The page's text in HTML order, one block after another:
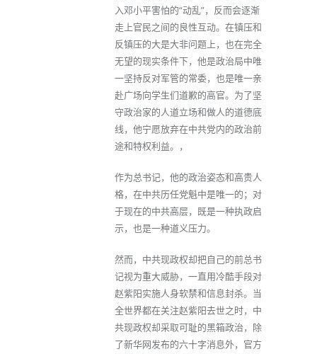
入邓小平害怕的“动乱”，反而会逐渐
走上官民之间的良性互动。在镇压和
反镇压的大是大非问题上，也在完全
无望的现实条件下，他是政治局中唯
一坚持反对军管的常委，也是唯一亲
赴广场向学生们道歉的高官。为了坚
守政治家的人道立场和做人的道德底
线，他宁愿放弃在中共党内的政治前
途和特权利益。，
作为总书记，他的政治姿态和高贵人
格，在中共历任党魁中是唯一的；对
于现在的中共高层，既是一种执政启
示，也是一种道义压力。
然而，中共现政权却把自己的前总书
记视为重大威胁，一直用冷酷手段对
赵紫阳实施人身软禁和信息封杀。当
全世界都在关注赵紫阳去世之时，中
共现政权却采取可耻的黑箱政治，除
了新华网发布的六十字消息外，官方